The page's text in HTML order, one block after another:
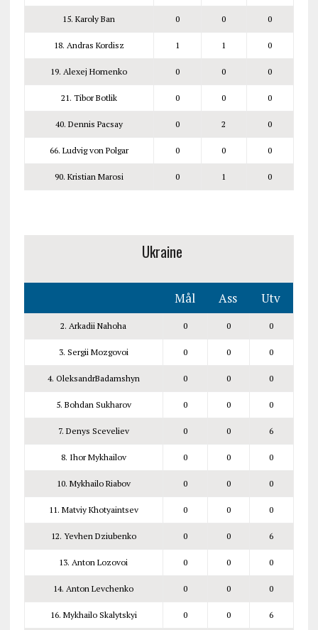
15. Karoly Ban 0 0 0
18. Andras Kordisz 1 1 0
19. Alexej Homenko 0 0 0
21. Tibor Botlik 0 0 0
40. Dennis Pacsay 0 2 0
66. Ludvig von Polgar 0 0 0
90. Kristian Marosi 0 1 0
Ukraine
Mål Ass Utv
2. Arkadii Nahoha 0 0 0
3. Sergii Mozgovoi 0 0 0
4. OleksandrBadamshyn 0 0 0
5. Bohdan Sukharov 0 0 0
7. Denys Sceveliev 0 0 6
8. Ihor Mykhailov 0 0 0
10. Mykhailo Riabov 0 0 0
11. Matviy Khotyaintsev 0 0 0
12. Yevhen Dziubenko 0 0 6
13. Anton Lozovoi 0 0 0
14. Anton Levchenko 0 0 0
16. Mykhailo Skalytskyi 0 0 6